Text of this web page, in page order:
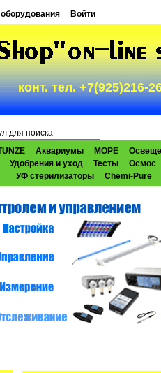
Войти
конт. тел. +7(925)216-
Аквариумы МОРЕ
Удобрения и уход Тесты
Осмос
УФ стерилизаторы
Chemi-Pure